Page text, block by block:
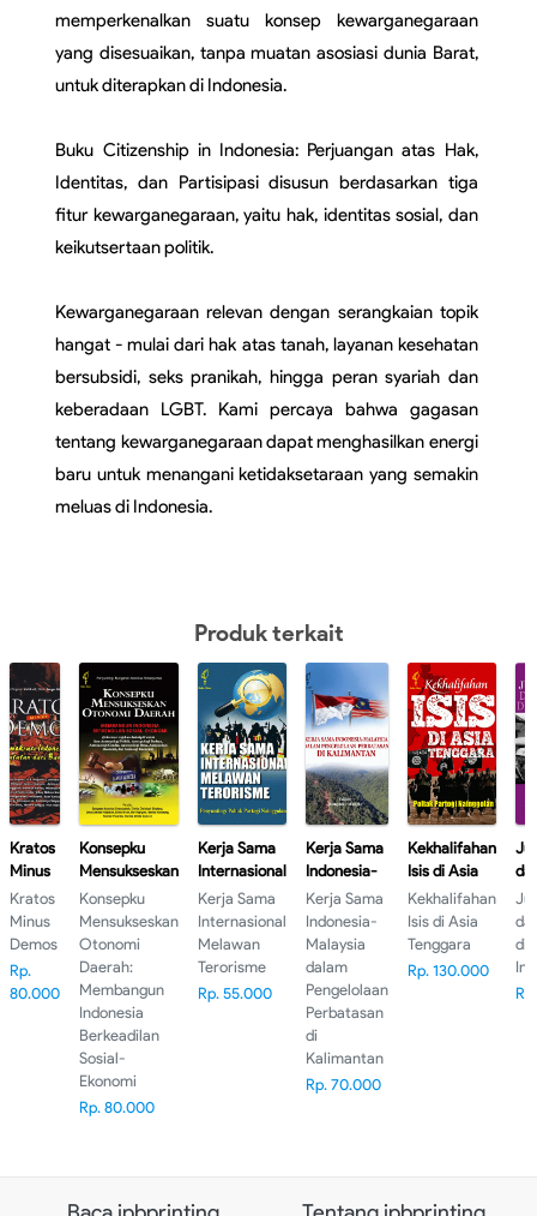
memperkenalkan suatu konsep kewarganegaraan
yang disesuaikan, tanpa muatan asosiasi dunia Barat,
untuk diterapkan di Indonesia.
Buku Citizenship in Indonesia: Perjuangan atas Hak,
Identitas, dan Partisipasi disusun berdasarkan tiga
fitur kewarganegaraan, yaitu hak, identitas sosial, dan
keikutsertaan politik.
Kewarganegaraan relevan dengan serangkaian topik
hangat - mulai dari hak atas tanah, layanan kesehatan
bersubsidi, seks pranikah, hingga peran syariah dan
keberadaan LGBT. Kami percaya bahwa gagasan
tentang kewarganegaraan dapat menghasilkan energi
baru untuk menangani ketidaksetaraan yang semakin
meluas di Indonesia.
Produk terkait
Kratos
Minus
Demos
Kratos
Minus
Demos
Rp.
80.000
Konsepku
Mensukseskan
Otonomi
Daerah:
Membangun
Indonesia
Berkeadilan
Sosial-
Ekonomi
Konsepku
Mensukseskan
Otonomi
Daerah:
Membangun
Indonesia
Berkeadilan
Sosial-
Ekonomi
Rp. 80.000
Kerja Sama
Internasional
Melawan
Terorisme
Kerja Sama
Internasional
Melawan
Terorisme
Rp. 55.000
Kerja Sama
Indonesia-
Malaysia
dalam
Pengelolaan
Perbatasan
di
Kalimantan
Kerja Sama
Indonesia-
Malaysia
dalam
Pengelolaan
Perbatasan
di
Kalimantan
Rp. 70.000
Kekhalifahan
Isis di Asia
Tenggara
Kekhalifahan
Isis di Asia
Tenggara
Rp. 130.000
di
di